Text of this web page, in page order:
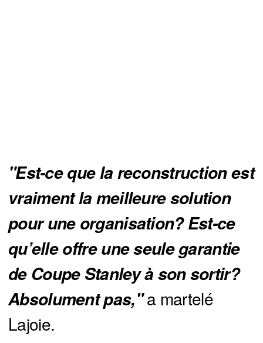
"Est-ce que la reconstruction est
vraiment la meilleure solution
pour une organisation? Est-ce
qu’elle offre une seule garantie
de Coupe Stanley à son sortir?
Absolument pas," a martelé
Lajoie.